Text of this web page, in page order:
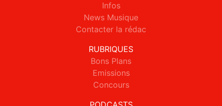
Infos
News Musique
Contacter la rédac
RUBRIQUES
Bons Plans
Emissions
Concours